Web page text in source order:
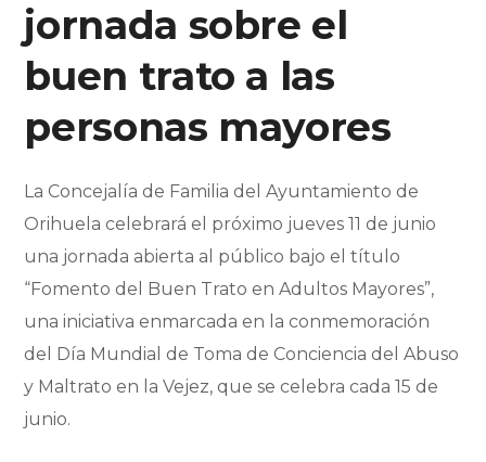
jornada sobre el
buen trato a las
personas mayores
La Concejalía de Familia del Ayuntamiento de
Orihuela celebrará el próximo jueves 11 de junio
una jornada abierta al público bajo el título
“Fomento del Buen Trato en Adultos Mayores”,
una iniciativa enmarcada en la conmemoración
del Día Mundial de Toma de Conciencia del Abuso
y Maltrato en la Vejez, que se celebra cada 15 de
junio.